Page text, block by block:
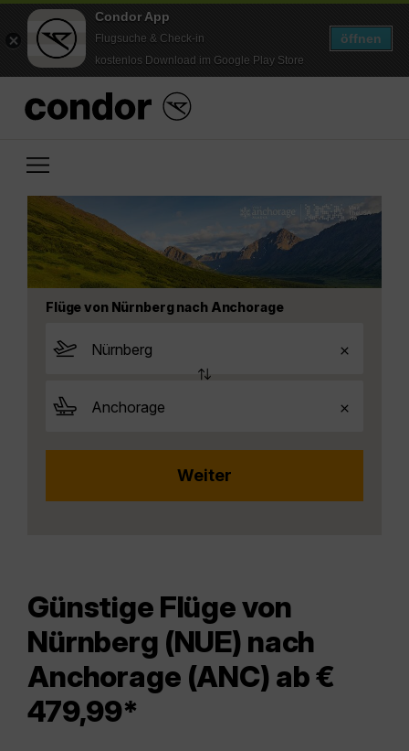
Condor App
Flugsuche & Check-in
kostenlos Download im Google Play Store
öffnen
Flüge von Nürnberg nach Anchorage
Günstige Flüge von
Nürnberg (NUE) nach
Anchorage (ANC) ab €
479,99*